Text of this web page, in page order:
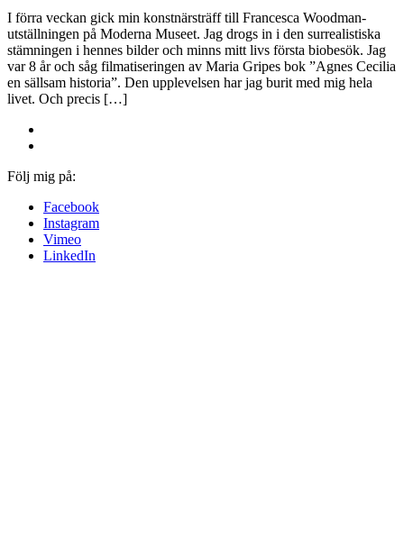
I förra veckan gick min konstnärsträff till Francesca Woodman-
utställningen på Moderna Museet. Jag drogs in i den surrealistiska
stämningen i hennes bilder och minns mitt livs första biobesök. Jag
var 8 år och såg filmatiseringen av Maria Gripes bok ”Agnes Cecilia
en sällsam historia”. Den upplevelsen har jag burit med mig hela
livet. Och precis […]
Följ mig på:
Facebook
Instagram
Vimeo
LinkedIn